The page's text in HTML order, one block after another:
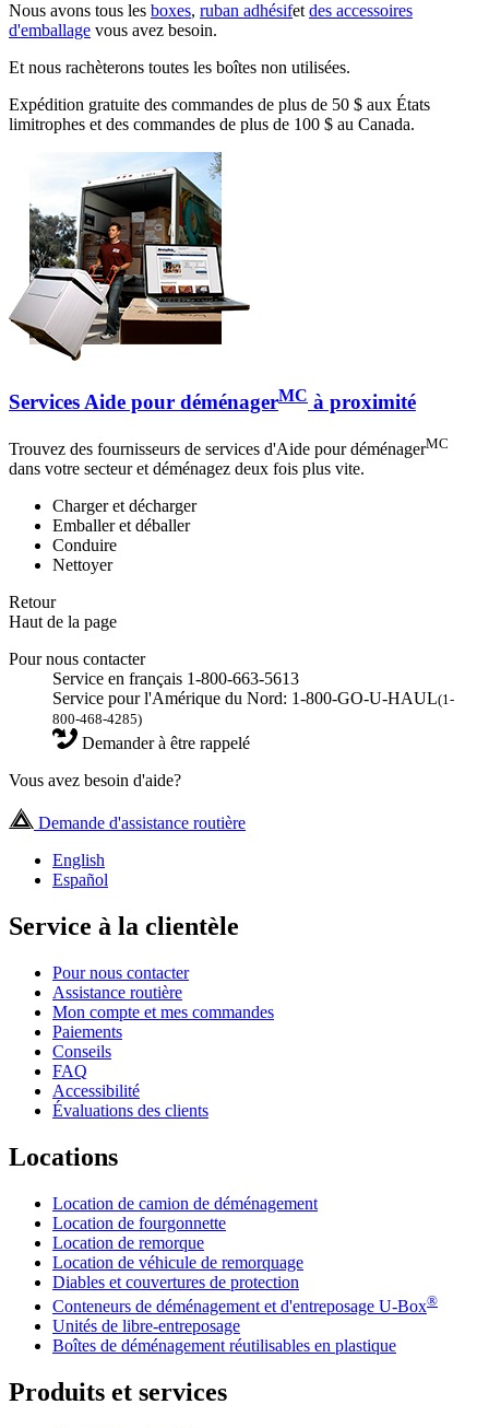
Nous avons tous les boxes, ruban adhésifetdes accessoires
d'emballage vous avez besoin.
Et nous rachèterons toutes les boîtes non utilisées.
Expédition gratuite des commandes de plus de 50 $ aux États
limitrophes et des commandes de plus de 100 $ au Canada.
Services Aide pour déménagerMC à proximité
Trouvez des fournisseurs de services d'Aide pour déménagerMC
dans votre secteur et déménagez deux fois plus vite.
Charger et décharger
Emballer et déballer
Conduire
Nettoyer
Retour
Haut de la page
Pour nous contacter
Service en français 1-800-663-5613
Service pour l'Amérique du Nord: 1-800-GO-U-HAUL(1-
800-468-4285)
Demander à être rappelé
Vous avez besoin d'aide?
Demande d'assistance routière
English
Español
Service à la clientèle
Pour nous contacter
Assistance routière
Mon compte et mes commandes
Paiements
Conseils
FAQ
Accessibilité
Évaluations des clients
Locations
Location de camion de déménagement
Location de fourgonnette
Location de remorque
Location de véhicule de remorquage
Diables et couvertures de protection
Conteneurs de déménagement et d'entreposage U-Box®
Unités de libre-entreposage
Boîtes de déménagement réutilisables en plastique
Produits et services